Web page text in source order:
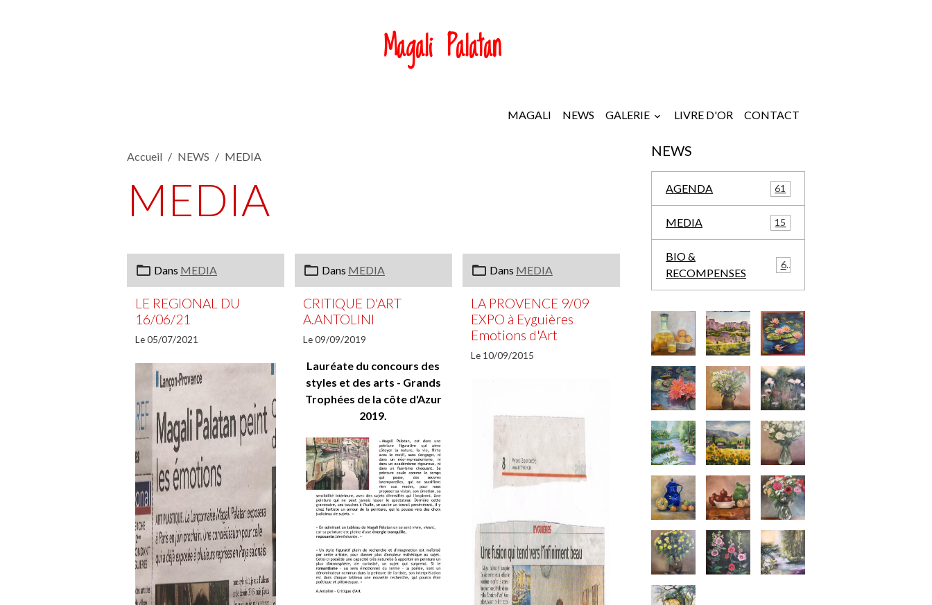
Magali Palatan
MAGALI NEWS GALERIE LIVRE D'OR CONTACT
Accueil NEWS MEDIA
MEDIA
Dans MEDIA
LE REGIONAL DU
16/06/21
Le 05/07/2021
Dans MEDIA
CRITIQUE D'ART
A.ANTOLINI
Le 09/09/2019
Lauréate du concours des
styles et des arts - Grands
Trophées de la côte d'Azur
2019.
Dans MEDIA
LA PROVENCE 9/09
EXPO à Eyguières
Emotions d'Art
Le 10/09/2015
NEWS
AGENDA 61
MEDIA 15
BIO &
RECOMPENSES
6